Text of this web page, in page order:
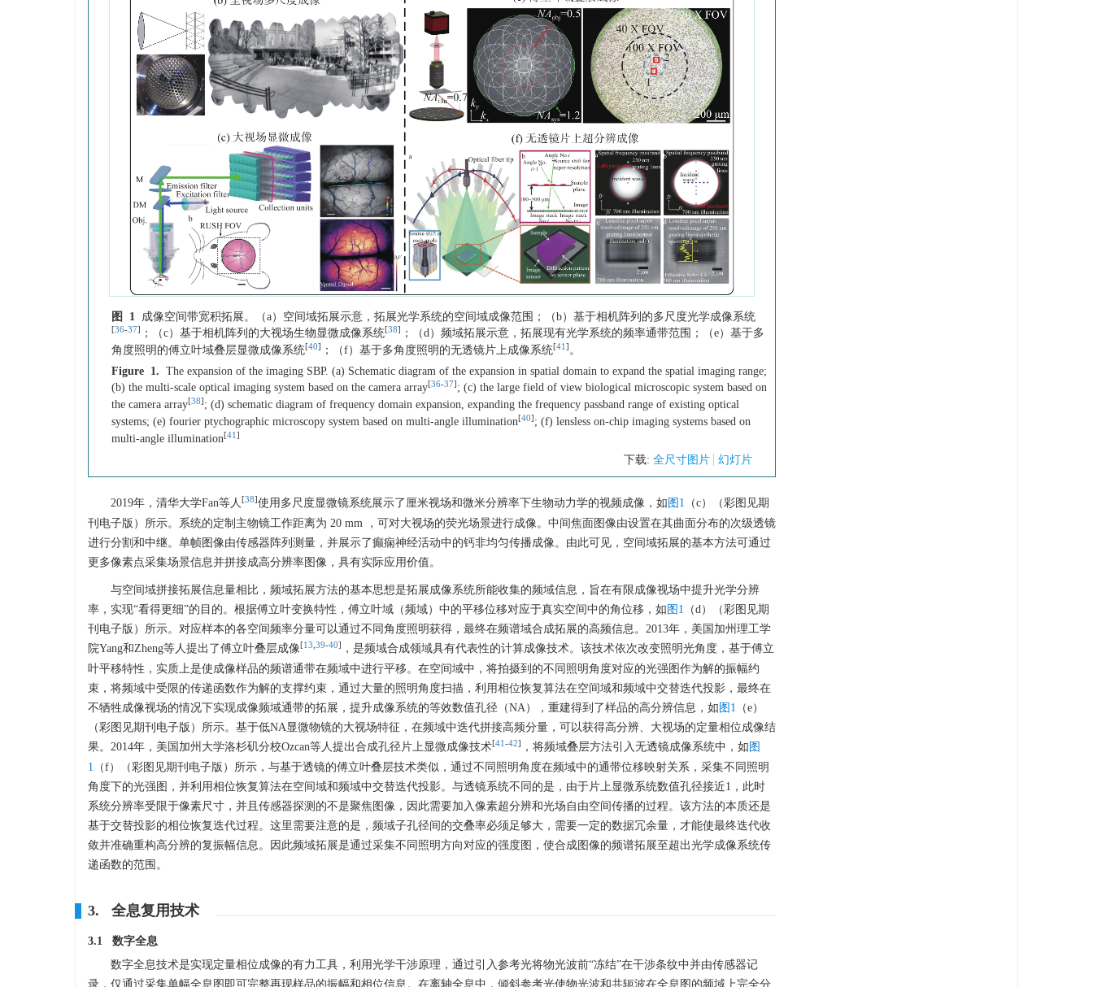
图 1 成像空间带宽积拓展。（a）空间域拓展示意，拓展光学系统的空间域成像范围；（b）基于相机阵列的多尺度光学成像系统
[36-37] ；（c）基于相机阵列的大视场生物显微成像系统[38]
；（d）频域拓展示意，拓展现有光学系统的频率通带范围；（e）基于多
角度照明的傅立叶域叠层显微成像系统[40] ；（f）基于多角度照明的无透镜片上成像系统[41] 。
Figure 1. The expansion of the imaging SBP. (a) Schematic diagram of the expansion in spatial domain to expand the spatial imaging range;
(b) the multi-scale optical imaging system based on the camera array[36-37] ; (c) the large field of view biological microscopic system based on
the camera array[38] ; (d) schematic diagram of frequency domain expansion, expanding the frequency passband range of existing optical
systems; (e) fourier ptychographic microscopy system based on multi-angle illumination[40] ; (f) lensless on-chip imaging systems based on
multi-angle illumination[41]
下载: 全尺寸图片 幻灯片
2019年，清华大学Fan等人 [38]使用多尺度显微镜系统展示了厘米视场和微米分辨率下生物动力学的视频成像，如 图1 （c）（彩图见期
刊电子版）所示。系统的定制主物镜工作距离为 20 mm ，可对大视场的荧光场景进行成像。中间焦面图像由设置在其曲面分布的次级透镜
进行分割和中继。单帧图像由传感器阵列测量，并展示了癫痫神经活动中的钙非均匀传播成像。由此可见，空间域拓展的基本方法可通过
更多像素点采集场景信息并拼接成高分辨率图像，具有实际应用价值。
与空间域拼接拓展信息量相比，频域拓展方法的基本思想是拓展成像系统所能收集的频域信息，旨在有限成像视场中提升光学分辨
率，实现“看得更细”的目的。根据傅立叶变换特性，傅立叶域（频域）中的平移位移对应于真实空间中的角位移，如 图1 （d）（彩图见期
刊电子版）所示。对应样本的各空间频率分量可以通过不同角度照明获得，最终在频谱域合成拓展的高频信息。2013年，美国加州理工学
院Yang和Zheng等人提出了傅立叶叠层成像[13,39-40]
，是频域合成领域具有代表性的计算成像技术。该技术依次改变照明光角度，基于傅立
叶平移特性，实质上是使成像样品的频谱通带在频域中进行平移。在空间域中，将拍摄到的不同照明角度对应的光强图作为解的振幅约
束，将频域中受限的传递函数作为解的支撑约束，通过大量的照明角度扫描，利用相位恢复算法在空间域和频域中交替迭代投影，最终在
不牺牲成像视场的情况下实现成像频域通带的拓展，提升成像系统的等效数值孔径（NA），重建得到了样品的高分辨信息，如 图1 （e）
（彩图见期刊电子版）所示。基于低NA显微物镜的大视场特征，在频域中迭代拼接高频分量，可以获得高分辨、大视场的定量相位成像结
果。2014年，美国加州大学洛杉矶分校Ozcan等人提出合成孔径片上显微成像技术[41-42] ，将频域叠层方法引入无透镜成像系统中，如 图
1 （f）（彩图见期刊电子版）所示，与基于透镜的傅立叶叠层技术类似，通过不同照明角度在频域中的通带位移映射关系，采集不同照明
角度下的光强图，并利用相位恢复算法在空间域和频域中交替迭代投影。与透镜系统不同的是，由于片上显微系统数值孔径接近1，此时
系统分辨率受限于像素尺寸，并且传感器探测的不是聚焦图像，因此需要加入像素超分辨和光场自由空间传播的过程。该方法的本质还是
基于交替投影的相位恢复迭代过程。这里需要注意的是，频域子孔径间的交叠率必须足够大，需要一定的数据冗余量，才能使最终迭代收
敛并准确重构高分辨的复振幅信息。因此频域拓展是通过采集不同照明方向对应的强度图，使合成图像的频谱拓展至超出光学成像系统传
递函数的范围。
3. 全息复用技术
3.1 数字全息
数字全息技术是实现定量相位成像的有力工具，利用光学干涉原理，通过引入参考光将物光波前“冻结”在干涉条纹中并由传感器记
录，仅通过采集单幅全息图即可完整再现样品的振幅和相位信息。在离轴全息中，倾斜参考光使物光波和共轭波在全息图的频域上完全分